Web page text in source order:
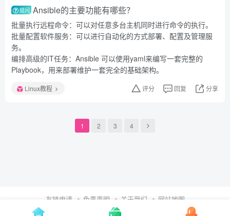
提问 Ansible的主要功能有哪些？
批量执行远程命令：可以对任意多台主机同时进行命令的执行。
批量配置软件服务：可以进行自动化的方式部署、配置及管理服
务。
编排高级的IT任务：Ansible 可以使用yaml来编写一套完整的
Playbook，用来部署维护一套完全的基础架构。
Linux教程 评分 回复 分享
1 2 3 4
友链申请 免责声明 关于我们 网站地图
Copyright © 2024 · 不念博客· 鲁ICP备2024089053号-1